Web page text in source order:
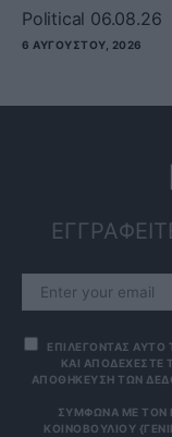
Political 06.08.26
6 ΑΥΓΟΎΣΤΟΥ, 2026
ΕΠΙΛΕΓΟΝΤΑΣ ΑΥΤΟ
ΚΑΙ ΑΠΟΔΕΧΕΣΤΕ
ΑΠΟΘΗΚΕΥΣΗ ΤΩΝ
ΣΎΜΦΩΝΑ ΜΕ ΤΟΝ
ΚΟΙΝΟΒΟΥΛΊΟΥ